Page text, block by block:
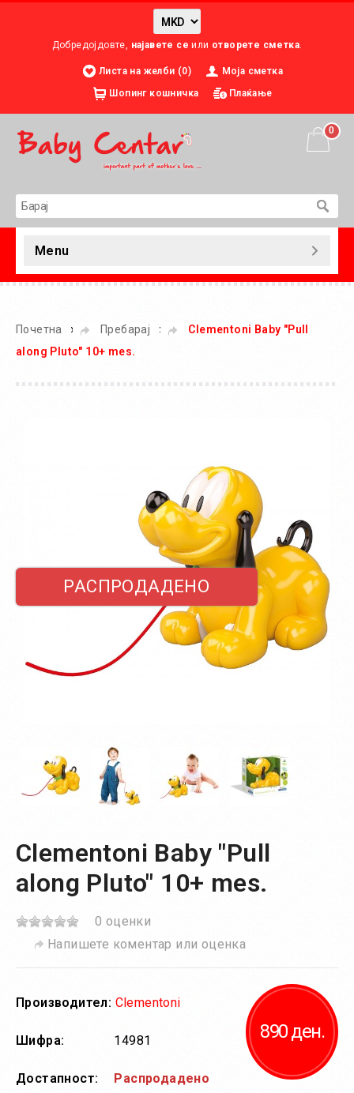
Добредојдовте, најавете се или отворете сметка.
Листа на желби (0)
Моја сметка
Шопинг кошничка
Плаќање
0
Menu
Почетна » Пребарај »
Clementoni Baby "Pull
along Pluto" 10+ mes.
РАСПРОДАДЕНО
Clementoni Baby "Pull
along Pluto" 10+ mes.
0 оценки
Напишете коментар или оценка
890 ден.
Производител: Clementoni
Шифра: 14981
Достапност: Распродадено